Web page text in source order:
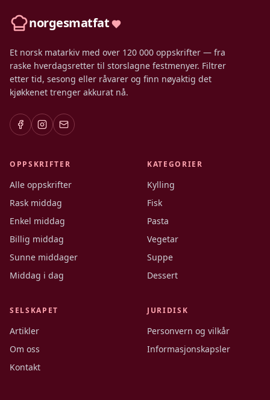
norgesmatfat
Et norsk matarkiv med over 120 000 oppskrifter — fra
raske hverdagsretter til storslagne festmenyer. Filtrer
etter tid, sesong eller råvarer og finn nøyaktig det
kjøkkenet trenger akkurat nå.
OPPSKRIFTER
Alle oppskrifter
Rask middag
Enkel middag
Billig middag
Sunne middager
Middag i dag
KATEGORIER
Kylling
Fisk
Pasta
Vegetar
Suppe
Dessert
SELSKAPET
Artikler
Om oss
Kontakt
JURIDISK
Personvern og vilkår
Informasjonskapsler